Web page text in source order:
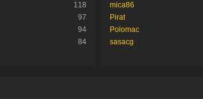
118
97
94
84
mica86
Pirat
Polomac
sasacg